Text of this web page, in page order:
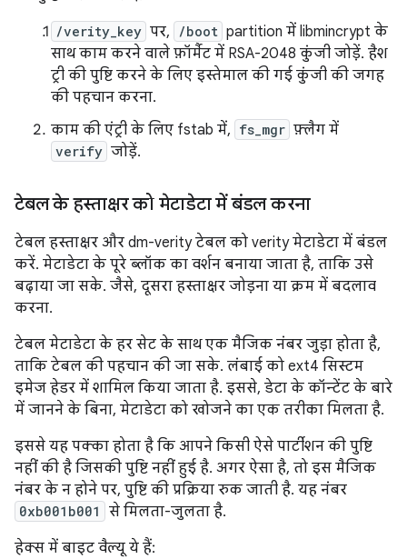
/verity_key पर, /boot partition में libmincrypt के
साथ काम करने वाले फ़ॉर्मैट में RSA-2048 कुंजी जोड़ें. हैश
ट्री की पुष्टि करने के लिए इस्तेमाल की गई कुंजी की जगह
की पहचान करना.
काम की एंट्री के लिए fstab में, fs_mgr फ़्लैग में
verify जोड़ें.
टेबल के हस्ताक्षर को मेटाडेटा में बंडल करना
टेबल हस्ताक्षर और dm-verity टेबल को verity मेटाडेटा में बंडल
करें. मेटाडेटा के पूरे ब्लॉक का वर्शन बनाया जाता है, ताकि उसे
बढ़ाया जा सके. जैसे, दूसरा हस्ताक्षर जोड़ना या क्रम में बदलाव
करना.
टेबल मेटाडेटा के हर सेट के साथ एक मैजिक नंबर जुड़ा होता है,
ताकि टेबल की पहचान की जा सके. लंबाई को ext4 सिस्टम
इमेज हेडर में शामिल किया जाता है. इससे, डेटा के कॉन्टेंट के बारे
में जानने के बिना, मेटाडेटा को खोजने का एक तरीका मिलता है.
इससे यह पक्का होता है कि आपने किसी ऐसे पार्टीशन की पुष्टि
नहीं की है जिसकी पुष्टि नहीं हुई है. अगर ऐसा है, तो इस मैजिक
नंबर के न होने पर, पुष्टि की प्रक्रिया रुक जाती है. यह नंबर
0xb001b001
से मिलता-जुलता है.
हेक्स में बाइट वैल्यू ये हैं: